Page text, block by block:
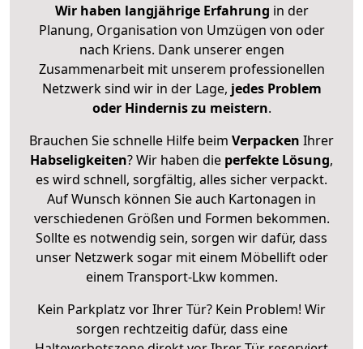
Wir haben langjährige Erfahrung in der
Planung, Organisation von Umzügen von oder
nach Kriens. Dank unserer engen
Zusammenarbeit mit unserem professionellen
Netzwerk sind wir in der Lage, jedes Problem
oder Hindernis zu meistern.
Brauchen Sie schnelle Hilfe beim Verpacken Ihrer
Habseligkeiten? Wir haben die perfekte Lösung,
es wird schnell, sorgfältig, alles sicher verpackt.
Auf Wunsch können Sie auch Kartonagen in
verschiedenen Größen und Formen bekommen.
Sollte es notwendig sein, sorgen wir dafür, dass
unser Netzwerk sogar mit einem Möbellift oder
einem Transport-Lkw kommen.
Kein Parkplatz vor Ihrer Tür? Kein Problem! Wir
sorgen rechtzeitig dafür, dass eine